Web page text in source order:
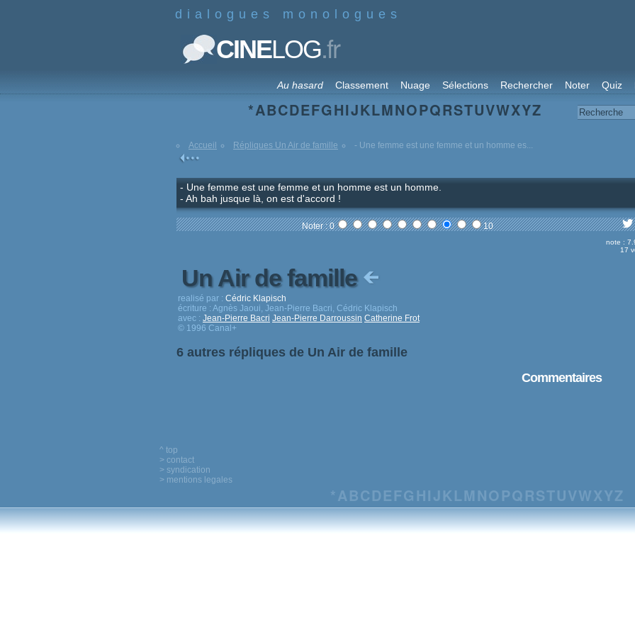
dialogues monologues
CINELOG.fr
Au hasard Classement Nuage Sélections Rechercher Noter Quiz
*ABCDEFGHIJKLMNOPQRSTUVWXYZ
Accueil Répliques Un Air de famille - Une femme est une femme et un homme es...
- Une femme est une femme et un homme est un homme.
- Ah bah jusque là, on est d'accord !
Noter : 0 10
note :
17
Un Air de famille
realisé par : Cédric Klapisch
écriture : Agnès Jaoui, Jean-Pierre Bacri, Cédric Klapisch
avec : Jean-Pierre Bacri Jean-Pierre Darroussin Catherine Frot
© 1996 Canal+
6 autres répliques de Un Air de famille
Commentaires
^ top
> contact
> syndication
> mentions legales
*ABCDEFG HIJ KLM NO PQRSTUVWXYZ